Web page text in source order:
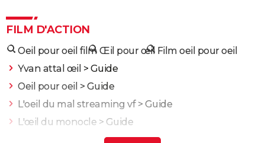
COPAINS D'AVANT
S'inscrire
Se connecter
Lycées
Collèges
Primaires
Universités
Entreprises
Service militaire
Avis de recherche
FORUM
Bricolage
Lifestyle
Culture
Sport
Auto
Television
Voyage
Cinema
FILM D'ACTION
Oeil pour oeil film Œil pour œil Film oeil pour oeil
Yvan attal œil > Guide
Oeil pour oeil > Guide
L'oeil du mal streaming vf> Guide
L'œil du monocle > Guide
L'oeil du dragon film> Guide